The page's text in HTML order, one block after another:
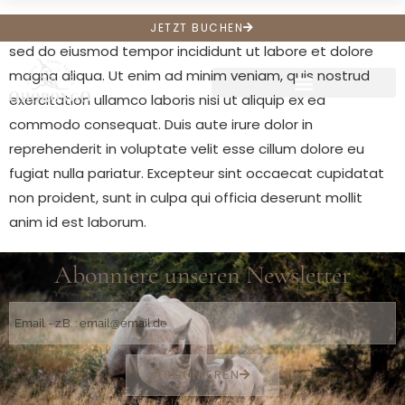
JETZT BUCHEN
Lorem ipsum dolor sit amet, consectetur adipiscing elit,
sed do eiusmod tempor incididunt ut labore et dolore
magna aliqua. Ut enim ad minim veniam, quis nostrud
exercitation ullamco laboris nisi ut aliquip ex ea
commodo consequat. Duis aute irure dolor in
reprehenderit in voluptate velit esse cillum dolore eu
fugiat nulla pariatur. Excepteur sint occaecat cupidatat
non proident, sunt in culpa qui officia deserunt mollit
anim id est laborum.
Abonniere unseren Newsletter
ABONNIEREN